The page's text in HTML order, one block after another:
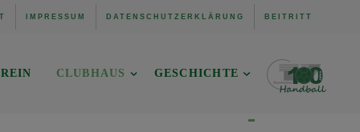
IMPRESSUM DATENSCHUTZERKLÄRUNG BEITRITT
CLUBHAUS GESCHICHTE